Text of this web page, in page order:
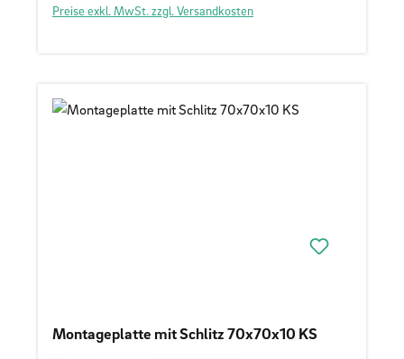
Preise exkl. MwSt. zzgl. Versandkosten
Montageplatte mit Schlitz 70x70x10 KS